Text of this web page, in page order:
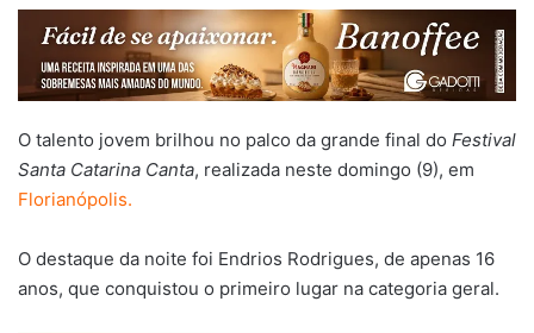
O talento jovem brilhou no palco da grande final do Festival
Santa Catarina Canta, realizada neste domingo (9), em
Florianópolis.
O destaque da noite foi Endrios Rodrigues, de apenas 16
anos, que conquistou o primeiro lugar na categoria geral.